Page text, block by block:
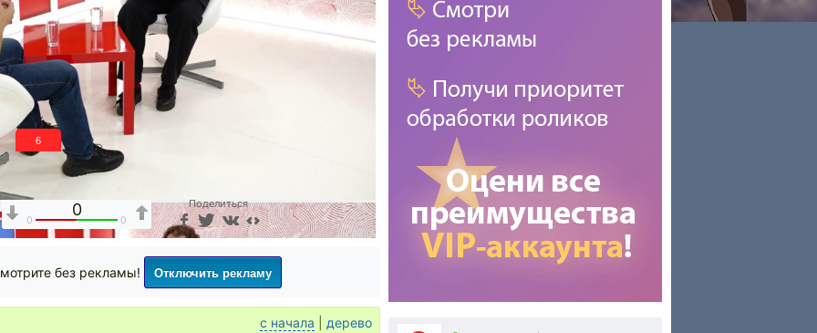
5
0
0 0
Поделиться
без рекламы! Отключить рекламу
с начала дерево